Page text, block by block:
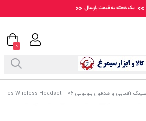
عینک آفتابی و هدفون بلوتوثی Glasses Wireless Headset F-06
0